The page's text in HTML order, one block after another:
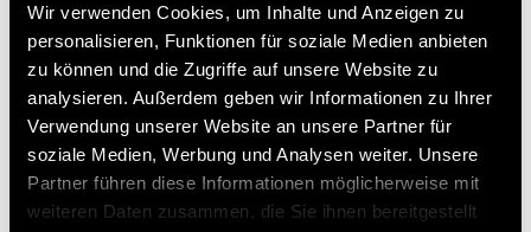
Wir verwenden Cookies, um Inhalte und Anzeigen zu
personalisieren, Funktionen für soziale Medien anbieten
zu können und die Zugriffe auf unsere Website zu
analysieren. Außerdem geben wir Informationen zu Ihrer
Verwendung unserer Website an unsere Partner für
soziale Medien, Werbung und Analysen weiter. Unsere
Partner führen diese Informationen möglicherweise mit
weiteren Daten zusammen, die Sie ihnen bereitgestellt
interaktive Karte weitergeleitet und kann so einige
Orte mit Fotos und einer detaillierten Beschreibung
genauer betrachten. So ist es auch möglich, sich schon
im Vorhinein einen Überblick des Campingplatzes zu
verschaffen. Da freut man sich doch umso mehr auf
die Ferien!
(dbo)